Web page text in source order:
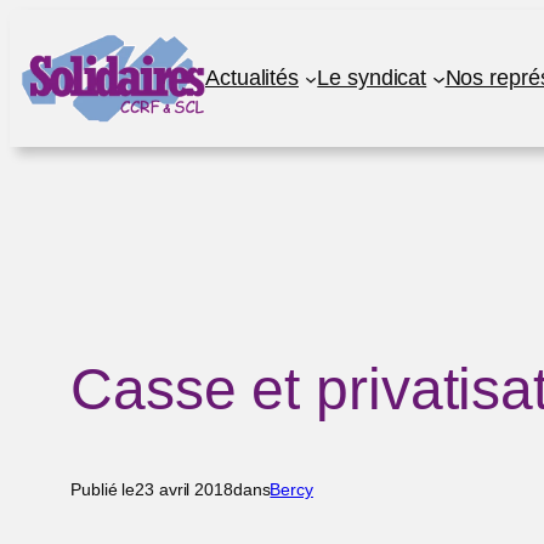
au
contenu
Actualités Le syndicat Nos
Casse et
Publié le23 avril 2018dansBercy